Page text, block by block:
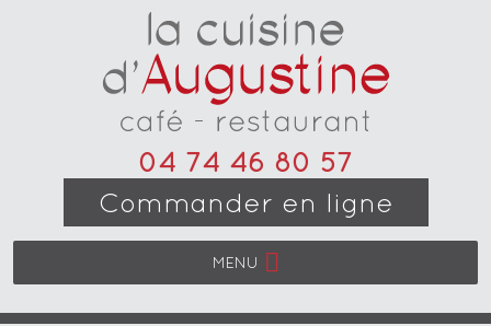
04 74 46 80 57
Commander en ligne
MENU